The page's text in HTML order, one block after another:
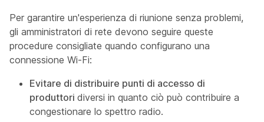
Per garantire un'esperienza di riunione senza problemi,
gli amministratori di rete devono seguire queste
procedure consigliate quando configurano una
connessione Wi-Fi:
Evitare di distribuire punti di accesso di
produttori diversi in quanto ciò può contribuire a
congestionare lo spettro radio.